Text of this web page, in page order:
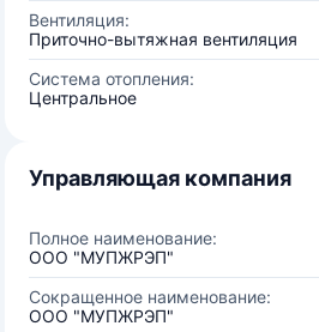
Вентиляция:
Приточно-вытяжная вентиляция
Система отопления:
Центральное
Управляющая компания
Полное наименование:
ООО "МУПЖРЭП"
Сокращенное наименование:
ООО "МУПЖРЭП"